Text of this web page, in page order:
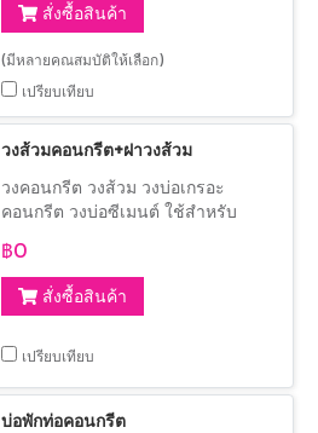
สั่งซื้อสินค้า
(มีหลายคุณสมบัติให้เลือก)
เปรียบเทียบ
วงส้วมคอนกรีต+ฝาวงส้วม
วงคอนกรีต วงส้วม วงบ่อเกรอะ
คอนกรีต วงบ่อซีเมนต์ ใช้สำหรับ
หลุมฟุตติ้ง ยกพื้นคอนกรีต ใช้ปลูก
ต้นไม้ หรือใช้ในการเกษตร
฿0
สั่งซื้อสินค้า
เปรียบเทียบ
บ่อพักท่อคอนกรีต